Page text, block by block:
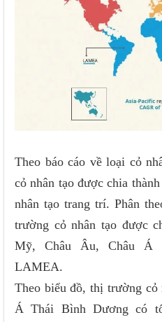
Theo báo cáo về loại cỏ
cỏ nhân tạo được chia
nhân tạo trang trí. Phân
trường cỏ nhân tạo được
Mỹ, Châu Âu, Châu
LAMEA.
Theo biểu đồ, thị trường
Á Thái Bình Dương có